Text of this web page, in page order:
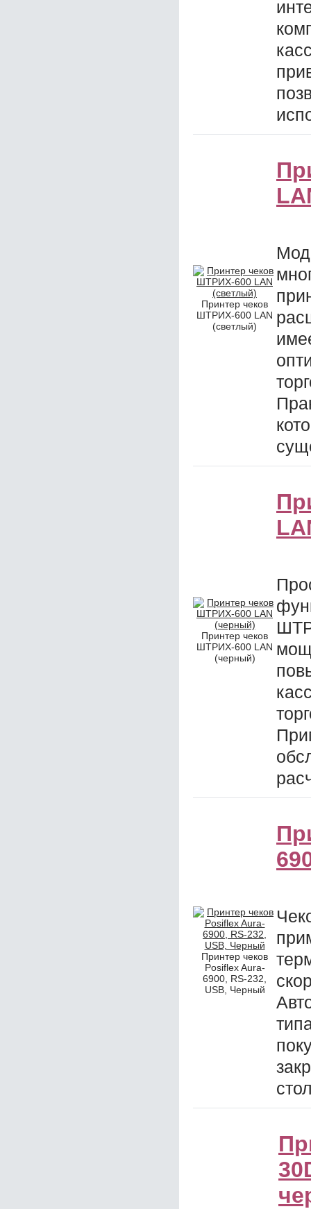
Принтер чеков
ШТРИХ-600 LAN
(светлый)
Принтер чеков
ШТРИХ-600 LAN
(черный)
Принтер чеков
Posiflex Aura-
6900, RS-232,
USB, Черный